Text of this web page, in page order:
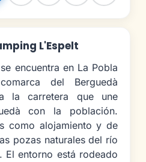
L'Espelt
encuentra en La Pobla
del Berguedà
la carretera que une
con la población.
como alojamiento y de
pozas naturales del río
El entorno está rodeado